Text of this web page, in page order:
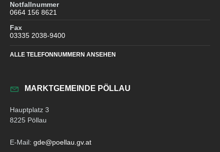
Notfallnummer
0664 156 8621
Fax
03335 2038-9400
ALLE TELEFONNUMMERN ANSEHEN
MARKTGEMEINDE PÖLLAU
Hauptplatz 3
8225 Pöllau
E-Mail: gde@poellau.gv.at